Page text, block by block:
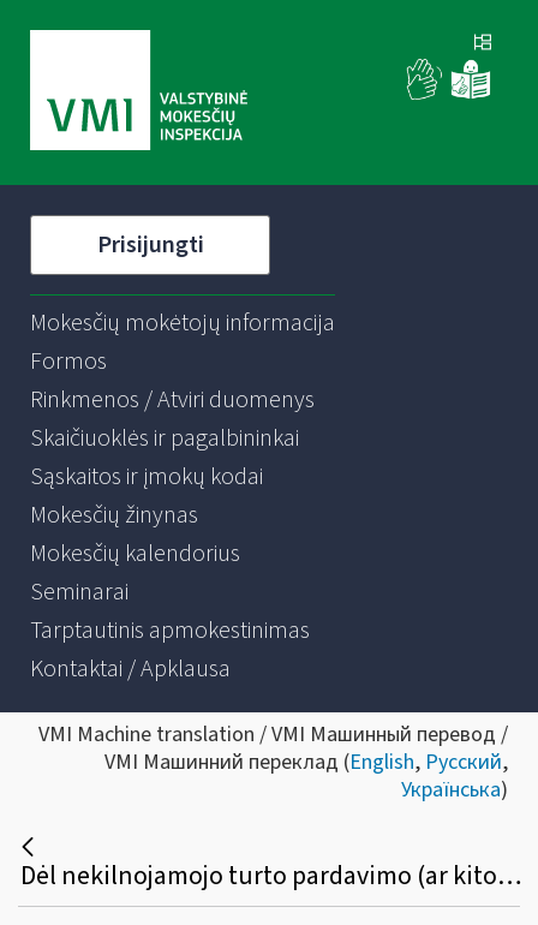
Prisijungti
Mokesčių mokėtojų informacija
Formos
Rinkmenos / Atviri duomenys
Skaičiuoklės ir pagalbininkai
Sąskaitos ir įmokų kodai
Mokesčių žinynas
Mokesčių kalendorius
Seminarai
Tarptautinis apmokestinimas
Kontaktai / Apklausa
VMI Machine translation / VMI Машинный перевод /
VMI Машинний переклад (English, Русский,
Українська)
Dėl nekilnojamojo turto pardavimo (ar kitokio perleidimo) pajamų, gautų 2023 metais, apskaičiavimo, deklaravimo ir pajamų mokesčio sumokėjimo